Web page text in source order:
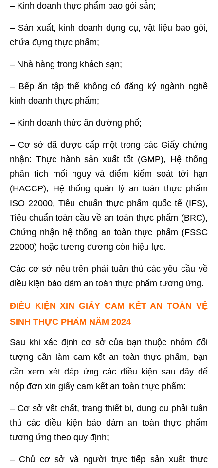
– Kinh doanh thực phẩm bao gói sẵn;
– Sản xuất, kinh doanh dụng cụ, vật liệu bao gói,
chứa đựng thực phẩm;
– Nhà hàng trong khách sạn;
– Bếp ăn tập thể không có đăng ký ngành nghề
kinh doanh thực phẩm;
– Kinh doanh thức ăn đường phố;
– Cơ sở đã được cấp một trong các Giấy chứng
nhận: Thực hành sản xuất tốt (GMP), Hệ thống
phân tích mối nguy và điểm kiểm soát tới hạn
(HACCP), Hệ thống quản lý an toàn thực phẩm
ISO 22000, Tiêu chuẩn thực phẩm quốc tế (IFS),
Tiêu chuẩn toàn cầu về an toàn thực phẩm (BRC),
Chứng nhận hệ thống an toàn thực phẩm (FSSC
22000) hoặc tương đương còn hiệu lực.
Các cơ sở nêu trên phải tuân thủ các yêu cầu về
điều kiện bảo đảm an toàn thực phẩm tương ứng.
ĐIỀU KIỆN XIN GIẤY CAM KẾT AN TOÀN VỆ
SINH THỰC PHẨM NĂM 2024
Sau khi xác định cơ sở của bạn thuộc nhóm đối
tượng cần làm cam kết an toàn thực phẩm, bạn
cần xem xét đáp ứng các điều kiện sau đây để
nộp đơn xin giấy cam kết an toàn thực phẩm:
– Cơ sở vật chất, trang thiết bị, dụng cụ phải tuân
thủ các điều kiện bảo đảm an toàn thực phẩm
tương ứng theo quy định;
– Chủ cơ sở và người trực tiếp sản xuất thực